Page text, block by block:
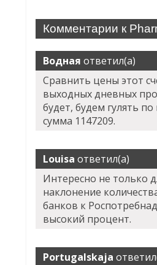
Комментарии к
Водная ответил(а)
Сравнить цены этот
выходных дневных
будет, будем гулять
сумма 1147209.
Louisa ответил(а)
Интересно не только
наклонение
банков к
высокий процент.
Portugalskaja